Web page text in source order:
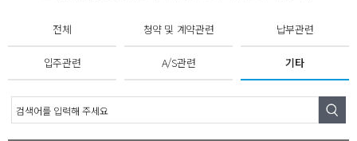
공지사항
리채소식
자주하는 질문
A/S신청
전체 청약 및 계약관련 납부관련
입주관련 A/S관련 기타